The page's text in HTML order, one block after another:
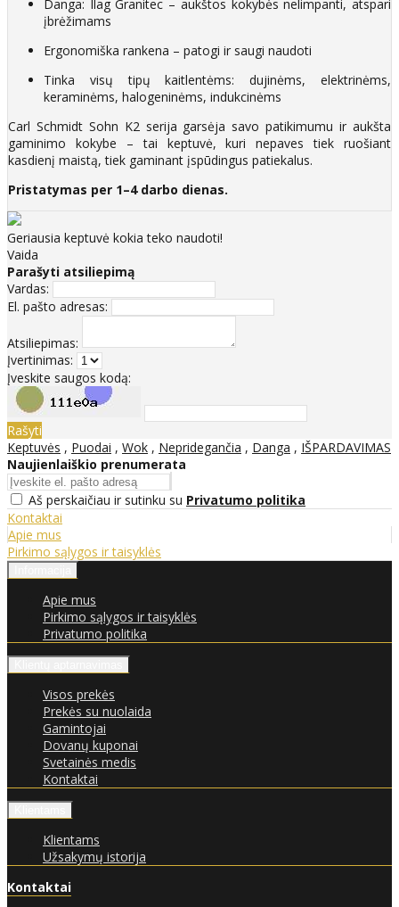
Danga: Ilag Granitec – aukštos kokybės nelimpanti, atspari
įbrėžimams
Ergonomiška rankena – patogi ir saugi naudoti
Tinka visų tipų kaitlentėms: dujinėms, elektrinėms,
keraminėms, halogeninėms, indukcinėms
Carl Schmidt Sohn K2 serija garsėja savo patikimumu ir aukšta
gaminimo kokybe – tai keptuvė, kuri nepaves tiek ruošiant
kasdienį maistą, tiek gaminant įspūdingus patiekalus.
Pristatymas per 1–4 darbo dienas.
Geriausia keptuvė kokia teko naudoti!
Vaida
Parašyti atsiliepimą
Vardas:
El. pašto adresas:
Atsiliepimas:
Įvertinimas:
Įveskite saugos kodą:
Rašyti
Keptuvės , Puodai , Wok , Nepridegančia , Danga , IŠPARDAVIMAS
Naujienlaiškio prenumerata
Aš perskaičiau ir sutinku su Privatumo politika
Kontaktai
Apie mus
Pirkimo sąlygos ir taisyklės
Apie mus
Pirkimo sąlygos ir taisyklės
Privatumo politika
Visos prekės
Prekės su nuolaida
Gamintojai
Dovanų kuponai
Svetainės medis
Kontaktai
Klientams
Užsakymų istorija
Kontaktai